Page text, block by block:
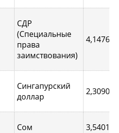
СДР
(Специальные
права
заимствования)
4,1476
Сингапурcкий
доллар
2,3090
Сом 3,5401